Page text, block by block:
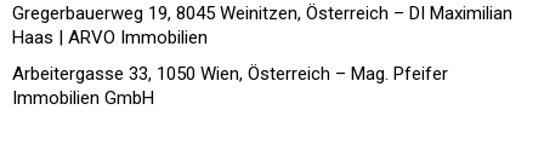
Gregerbauerweg 19, 8045 Weinitzen, Österreich – DI Maximilian
Haas | ARVO Immobilien
Arbeitergasse 33, 1050 Wien, Österreich – Mag. Pfeifer
Immobilien GmbH